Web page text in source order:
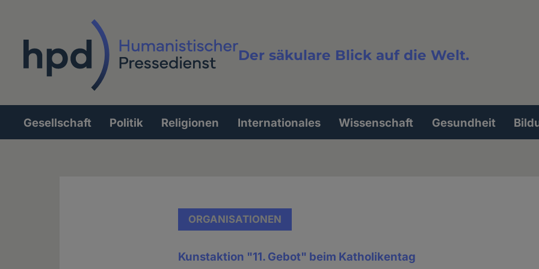
Der säkulare Blick auf die Welt.
Volltextsuche
Hauptnavigation
Gesellschaft Politik Religionen Internationales Wissenschaft Gesundheit
ORGANISATIONEN
Kunstaktion "11. Gebot" beim Katholikentag